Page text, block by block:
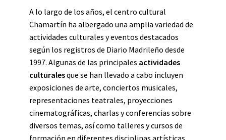
A lo largo de los años, el centro cultural
Chamartín ha albergado una amplia variedad de
actividades culturales y eventos destacados
según los registros de Diario Madrileño desde
1997. Algunas de las principales actividades
culturalesque se han llevado a cabo incluyen
exposiciones de arte, conciertos musicales,
representaciones teatrales, proyecciones
cinematográficas, charlas y conferencias sobre
diversos temas, así como talleres y cursos de
formación en diferentes disciplinas artísticas.